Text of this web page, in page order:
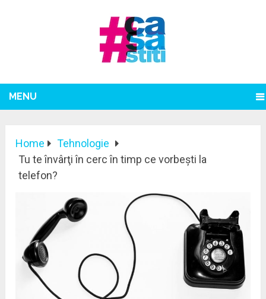
MENU
Home
Tehnologie
Tu te învârţi în cerc în timp ce vorbeşti la
telefon?